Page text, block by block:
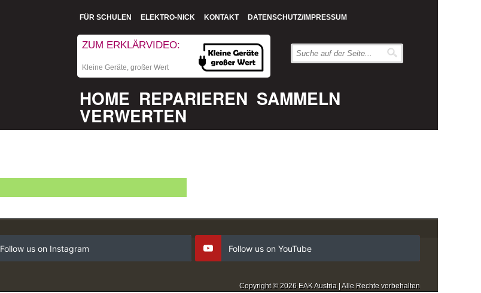
FÜR SCHULEN ELEKTRO-NICK KONTAKT DATENSCHUTZ/IMPRESSUM
ZUM ERKLÄRVIDEO:
Kleine Geräte, großer Wert
HOME REPARIEREN SAMMELN
VERWERTEN
Follow us on Instagram Follow us on YouTube
Copyright © 2026 EAK Austria | Alle Rechte vorbehalten